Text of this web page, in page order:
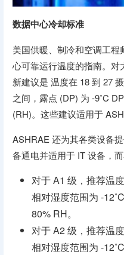
数据中心冷却标准
美国供暖、制冷和空调工
心可靠运行温度的指南。
新建议是 温度在 18 到 27
之间，露点 (DP) 为 -9˚C
(RH)。这些建议适用于
ASHRAE 还为其各类设备
备通电并适用于 IT 设备，而
对于 A1 级，推荐温
相对湿度范围为 -
80% RH。
对于 A2 级，推荐温
相对湿度范围为 -